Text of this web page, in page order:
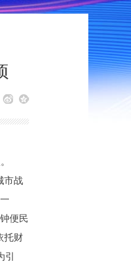
市战
便民
托财